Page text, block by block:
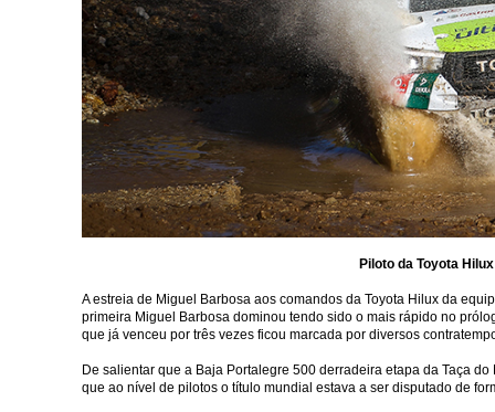
Piloto da Toyota
A estreia de Miguel Barbosa aos comandos da Toyota Hilux da
primeira Miguel Barbosa dominou tendo sido o mais rápido no
que já venceu por três vezes ficou marcada por diversos
De salientar que a Baja Portalegre 500 derradeira etapa da Taça
que ao nível de pilotos o título mundial estava a ser disputado de